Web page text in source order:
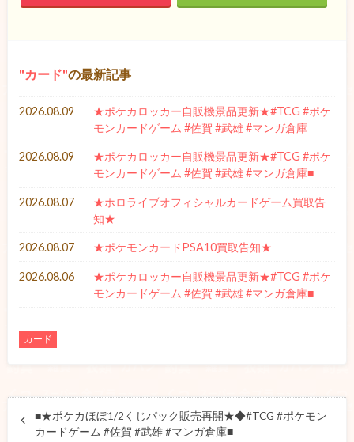
カード の最新記事
2026.08.09
★ポケカロッカー自販機景品更新★#TCG #ポケ
モンカードゲーム #佐賀 #武雄 #マンガ倉庫
2026.08.09
★ポケカロッカー自販機景品更新★#TCG #ポケ
モンカードゲーム #佐賀 #武雄 #マンガ倉庫■
2026.08.07
★ホロライブオフィシャルカードゲーム買取告
知★
2026.08.07 ★ポケモンカードPSA10買取告知★
2026.08.06
★ポケカロッカー自販機景品更新★#TCG #ポケ
モンカードゲーム #佐賀 #武雄 #マンガ倉庫■
カード
■★ポケカほぼ1/2くじパック販売再開★◆#TCG #ポケモン
カードゲーム #佐賀 #武雄 #マンガ倉庫■